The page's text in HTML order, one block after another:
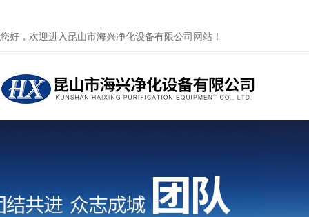
您好，欢迎进入昆山市海兴净化设备有限公司网站！